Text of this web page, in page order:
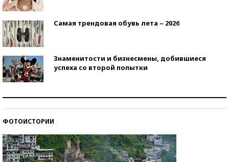
Самая трендовая обувь лета – 2026
Знаменитости и бизнесмены, добившиеся
успеха со второй попытки
ФОТОИСТОРИИ